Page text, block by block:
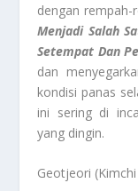
dengan
Menjadi Salah
Setempat Dan
dan
kondisi panas
ini sering di
yang dingin.
Geotjeori